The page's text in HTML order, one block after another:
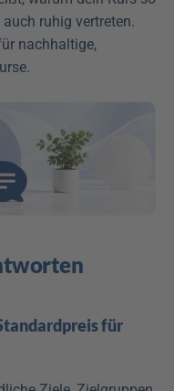
ruhig vertreten.
nachhaltige,
für